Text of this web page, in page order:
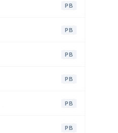
PB
PB
PB
PB
PB
PB